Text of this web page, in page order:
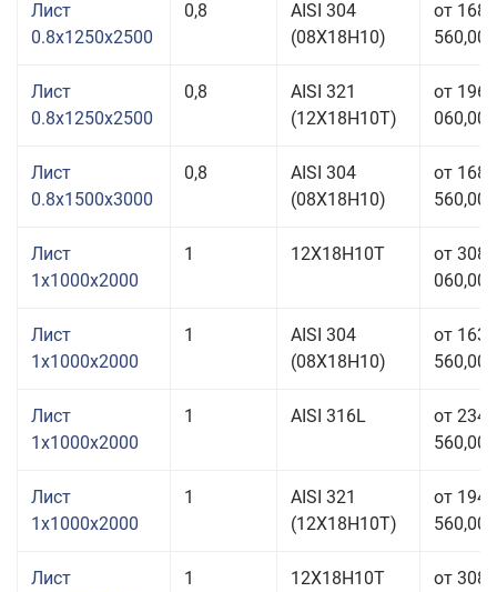
Лист
0.8x1250x2500
0,8
AISI 304
(08Х18Н10)
от 168
560,00
Лист
0.8x1250x2500
0,8
AISI 321
(12Х18Н10Т)
от 196
060,00
Лист
0.8x1500x3000
0,8
AISI 304
(08Х18Н10)
от 168
560,00
Лист
1x1000x2000
1 12Х18Н10Т
от 308
060,00
Лист
1x1000x2000
1
AISI 304
(08Х18Н10)
от 163
560,00
Лист
1x1000x2000
1 AISI 316L
от 234
560,00
Лист
1x1000x2000
1
AISI 321
(12Х18Н10Т)
от 194
560,00
Лист
1 12Х18Н10Т
от 308